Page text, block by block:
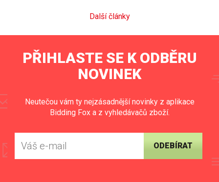
Další články
PŘIHLASTE SE K ODBĚRU
NOVINEK
Neutečou vám ty nejzásadnější novinky z aplikace
Bidding Fox a z vyhledávačů zboží.
ODEBÍRAT